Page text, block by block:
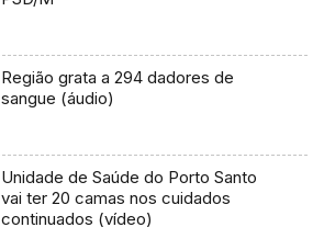
Região grata a 294 dadores de
sangue (áudio)
Unidade de Saúde do Porto Santo
vai ter 20 camas nos cuidados
continuados (vídeo)